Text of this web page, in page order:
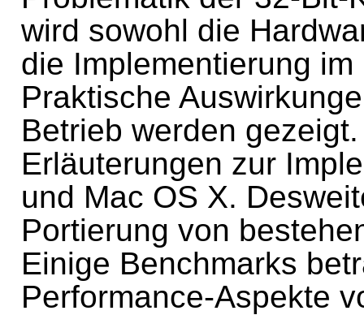
wird sowohl die
die Implementierung
Praktische
Betrieb werden
Erläuterungen zur
und Mac OS X.
Portierung von
Einige Benchmarks
Performance-Aspekte